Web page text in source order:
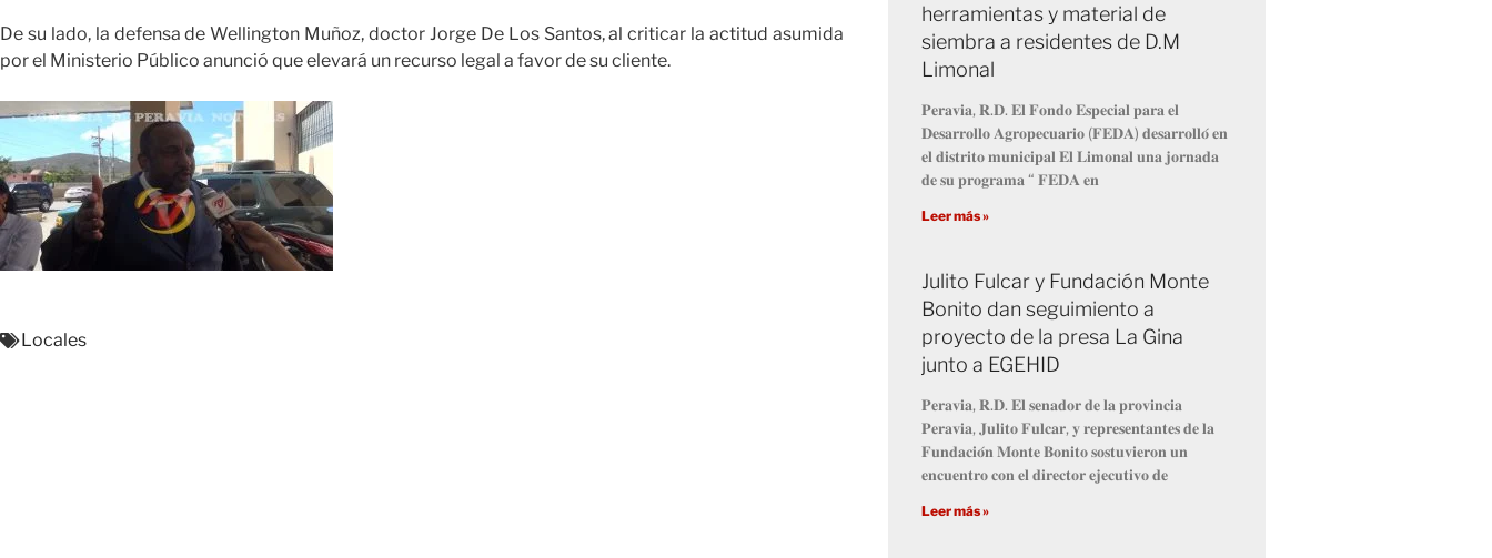
De su lado, la defensa de Wellington Muñoz, doctor Jorge De Los Santos, al criticar la actitud asumida
por el Ministerio Público anunció que elevará un recurso legal a favor de su cliente.
Locales
herramientas y material de
siembra a residentes de D.M
Limonal
𝐏𝐞𝐫𝐚𝐯𝐢𝐚, 𝐑.𝐃. 𝐄𝐥 𝐅𝐨𝐧𝐝𝐨 𝐄𝐬𝐩𝐞𝐜𝐢𝐚𝐥 𝐩𝐚𝐫𝐚 𝐞𝐥
𝐃𝐞𝐬𝐚𝐫𝐫𝐨𝐥𝐥𝐨 𝐀𝐠𝐫𝐨𝐩𝐞𝐜𝐮𝐚𝐫𝐢𝐨 (𝐅𝐄𝐃𝐀) 𝐝𝐞𝐬𝐚𝐫𝐫𝐨𝐥𝐥𝐨́ 𝐞𝐧
𝐞𝐥 𝐝𝐢𝐬𝐭𝐫𝐢𝐭𝐨 𝐦𝐮𝐧𝐢𝐜𝐢𝐩𝐚𝐥 𝐄𝐥 𝐋𝐢𝐦𝐨𝐧𝐚𝐥 𝐮𝐧𝐚 𝐣𝐨𝐫𝐧𝐚𝐝𝐚
𝐝𝐞 𝐬𝐮 𝐩𝐫𝐨𝐠𝐫𝐚𝐦𝐚 “ 𝐅𝐄𝐃𝐀 𝐞𝐧
Leer más »
Julito Fulcar y Fundación Monte
Bonito dan seguimiento a
proyecto de la presa La Gina
junto a EGEHID
𝐏𝐞𝐫𝐚𝐯𝐢𝐚, 𝐑.𝐃. 𝐄𝐥 𝐬𝐞𝐧𝐚𝐝𝐨𝐫 𝐝𝐞 𝐥𝐚 𝐩𝐫𝐨𝐯𝐢𝐧𝐜𝐢𝐚
𝐏𝐞𝐫𝐚𝐯𝐢𝐚, 𝐉𝐮𝐥𝐢𝐭𝐨 𝐅𝐮𝐥𝐜𝐚𝐫, 𝐲 𝐫𝐞𝐩𝐫𝐞𝐬𝐞𝐧𝐭𝐚𝐧𝐭𝐞𝐬 𝐝𝐞 𝐥𝐚
𝐅𝐮𝐧𝐝𝐚𝐜𝐢𝐨́𝐧 𝐌𝐨𝐧𝐭𝐞 𝐁𝐨𝐧𝐢𝐭𝐨 𝐬𝐨𝐬𝐭𝐮𝐯𝐢𝐞𝐫𝐨𝐧 𝐮𝐧
𝐞𝐧𝐜𝐮𝐞𝐧𝐭𝐫𝐨 𝐜𝐨𝐧 𝐞𝐥 𝐝𝐢𝐫𝐞𝐜𝐭𝐨𝐫 𝐞𝐣𝐞𝐜𝐮𝐭𝐢𝐯𝐨 𝐝𝐞
Leer más »